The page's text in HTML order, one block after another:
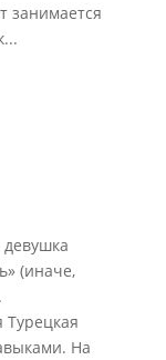
занимается
(иначе,
Турецкая
На